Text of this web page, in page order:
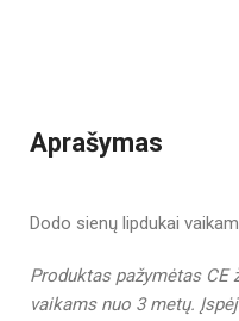
Aprašymas
Dodo sienų lipdukai
Produktas pažymėtas CE
vaikams nuo 3 metų.